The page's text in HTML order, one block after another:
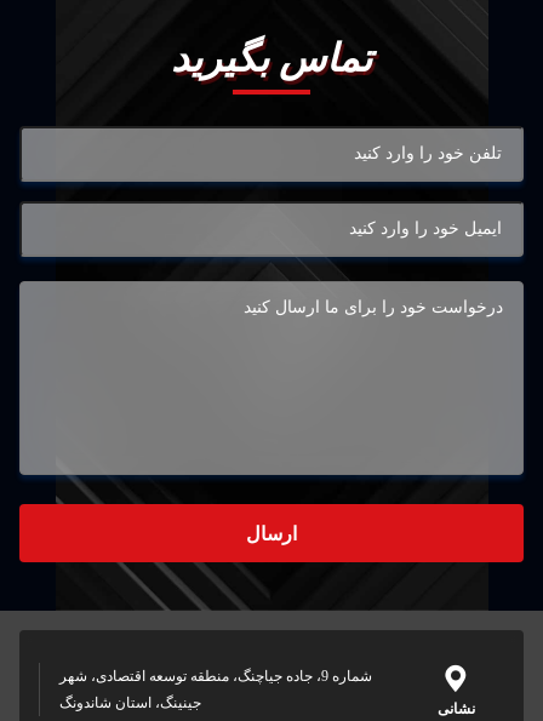
تماس بگیرید
ارسال
نشانی
شماره 9، جاده جیاچنگ، منطقه توسعه اقتصادی، شهر
جینینگ، استان شاندونگ